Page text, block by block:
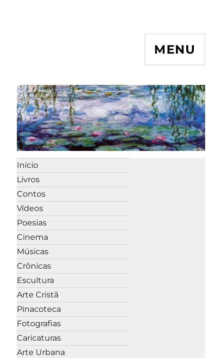
MENU
Início
Livros
Contos
Vídeos
Poesias
Cinema
Músicas
Crônicas
Escultura
Arte Cristã
Pinacoteca
Fotografias
Caricaturas
Arte Urbana